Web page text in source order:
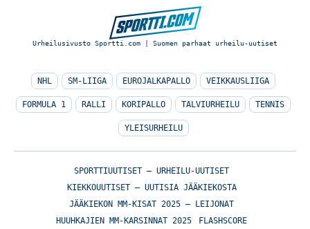
Urheilusivusto Sportti.com | Suomen parhaat urheilu-uutiset
NHL SM-LIIGA EUROJALKAPALLO VEIKKAUSLIIGA
FORMULA 1 RALLI KORIPALLO TALVIURHEILU TENNIS
YLEISURHEILU
SPORTTIUUTISET – URHEILU-UUTISET
KIEKKOUUTISET – UUTISIA JÄÄKIEKOSTA
JÄÄKIEKON MM-KISAT 2025 – LEIJONAT
HUUHKAJIEN MM-KARSINNAT 2025
FLASHSCORE